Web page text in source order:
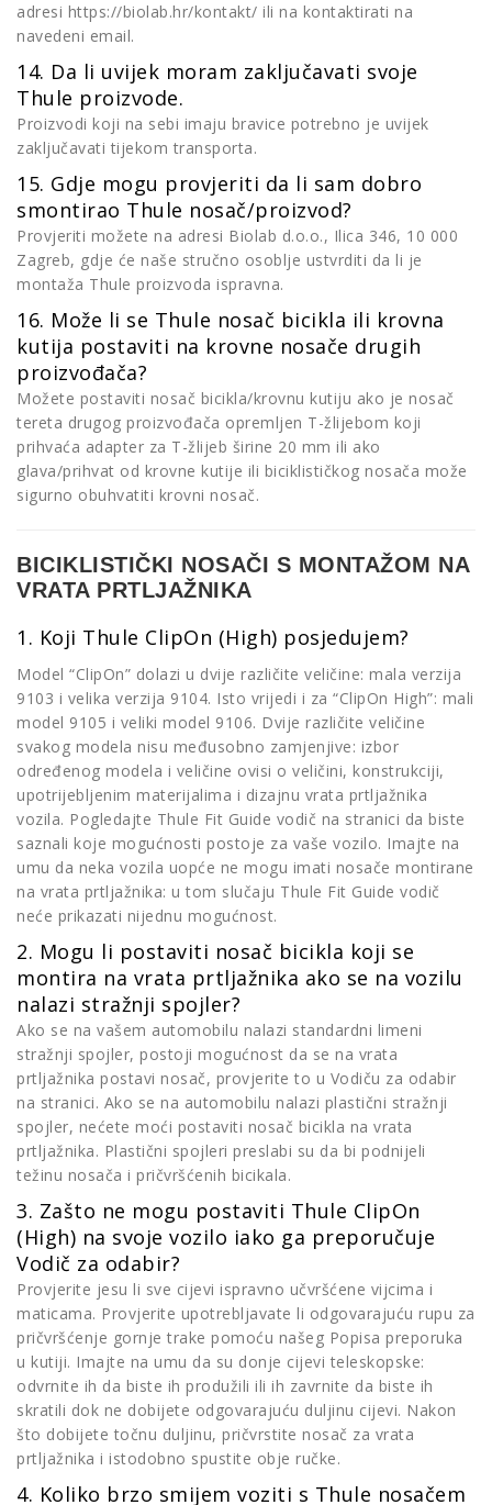
adresi https://biolab.hr/kontakt/ ili na kontaktirati na
navedeni email.
14. Da li uvijek moram zaključavati svoje
Thule proizvode.
Proizvodi koji na sebi imaju bravice potrebno je uvijek
zaključavati tijekom transporta.
15. Gdje mogu provjeriti da li sam dobro
smontirao Thule nosač/proizvod?
Provjeriti možete na adresi Biolab d.o.o., Ilica 346, 10 000
Zagreb, gdje će naše stručno osoblje ustvrditi da li je
montaža Thule proizvoda ispravna.
16. Može li se Thule nosač bicikla ili krovna
kutija postaviti na krovne nosače drugih
proizvođača?
Možete postaviti nosač bicikla/krovnu kutiju ako je nosač
tereta drugog proizvođača opremljen T-žlijebom koji
prihvaća adapter za T-žlijeb širine 20 mm ili ako
glava/prihvat od krovne kutije ili biciklističkog nosača može
sigurno obuhvatiti krovni nosač.
BICIKLISTIČKI NOSAČI S MONTAŽOM NA
VRATA PRTLJAŽNIKA
1. Koji Thule ClipOn (High) posjedujem?
Model “ClipOn” dolazi u dvije različite veličine: mala verzija
9103 i velika verzija 9104. Isto vrijedi i za “ClipOn High”: mali
model 9105 i veliki model 9106. Dvije različite veličine
svakog modela nisu međusobno zamjenjive: izbor
određenog modela i veličine ovisi o veličini, konstrukciji,
upotrijebljenim materijalima i dizajnu vrata prtljažnika
vozila. Pogledajte Thule Fit Guide vodič na stranici da biste
saznali koje mogućnosti postoje za vaše vozilo. Imajte na
umu da neka vozila uopće ne mogu imati nosače montirane
na vrata prtljažnika: u tom slučaju Thule Fit Guide vodič
neće prikazati nijednu mogućnost.
2. Mogu li postaviti nosač bicikla koji se
montira na vrata prtljažnika ako se na vozilu
nalazi stražnji spojler?
Ako se na vašem automobilu nalazi standardni limeni
stražnji spojler, postoji mogućnost da se na vrata
prtljažnika postavi nosač, provjerite to u Vodiču za odabir
na stranici. Ako se na automobilu nalazi plastični stražnji
spojler, nećete moći postaviti nosač bicikla na vrata
prtljažnika. Plastični spojleri preslabi su da bi podnijeli
težinu nosača i pričvršćenih bicikala.
3. Zašto ne mogu postaviti Thule ClipOn
(High) na svoje vozilo iako ga preporučuje
Vodič za odabir?
Provjerite jesu li sve cijevi ispravno učvršćene vijcima i
maticama. Provjerite upotrebljavate li odgovarajuću rupu za
pričvršćenje gornje trake pomoću našeg Popisa preporuka
u kutiji. Imajte na umu da su donje cijevi teleskopske:
odvrnite ih da biste ih produžili ili ih zavrnite da biste ih
skratili dok ne dobijete odgovarajuću duljinu cijevi. Nakon
što dobijete točnu duljinu, pričvrstite nosač za vrata
prtljažnika i istodobno spustite obje ručke.
4. Koliko brzo smijem voziti s Thule nosačem